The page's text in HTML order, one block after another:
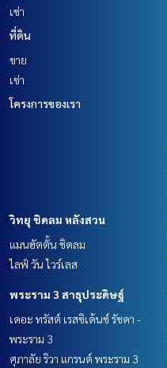
เช่า
ที่ดิน
ขาย
เช่า
โครงการของเรา
วิทยุ ชิดลม หลังสวน
แมนฮัตตั้น ชิดลม
ไลฟ์ วัน ไวร์เลส
พระราม 3 สาธุประดิษฐ์
เดอะ ทรัสต์ เรสซิเด้นซ์ รัชดา -
พระราม 3
ศุภาลัย ริวา แกรนด์ พระราม 3